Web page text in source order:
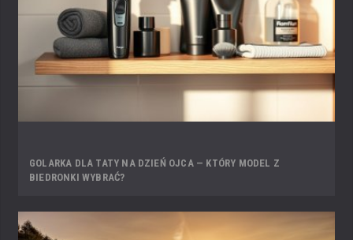
GOLARKA DLA TATY NA DZIEŃ OJCA — KTÓRY MODEL Z
BIEDRONKI WYBRAĆ?